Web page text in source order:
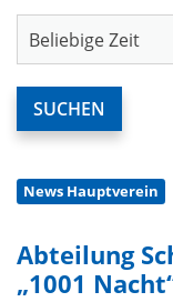
News Hauptverein
Abteilung
„1001